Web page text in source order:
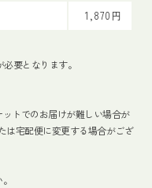
1,870円
要となります。
トでのお届けが難しい場合が
は宅配便に変更する場合がござ